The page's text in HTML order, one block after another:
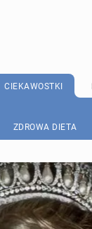
CIEKAWOSTKI
ZDROWA DIETA